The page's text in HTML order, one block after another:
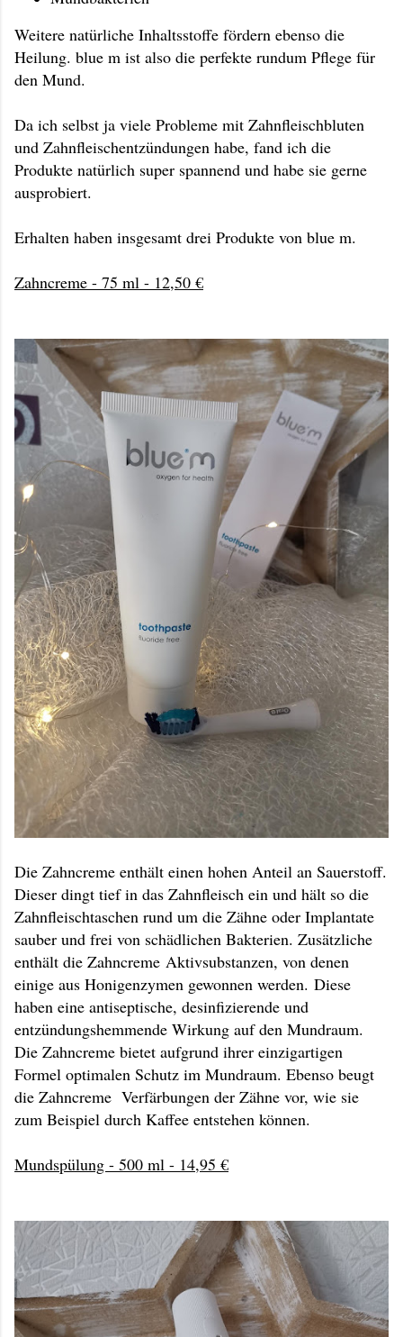
Weitere natürliche Inhaltsstoffe fördern ebenso die
Heilung. blue m ist also die perfekte rundum Pflege für
den Mund.
Da ich selbst ja viele Probleme mit Zahnfleischbluten
und Zahnfleischentzündungen habe, fand ich die
Produkte natürlich super spannend und habe sie gerne
ausprobiert.
Erhalten haben insgesamt drei Produkte von blue m.
Zahncreme - 75 ml - 12,50 €
Die Zahncreme enthält einen hohen Anteil an Sauerstoff.
Dieser dingt tief in das Zahnfleisch ein und hält so die
Zahnfleischtaschen rund um die Zähne oder Implantate
sauber und frei von schädlichen Bakterien. Zusätzliche
enthält die Zahncreme Aktivsubstanzen, von denen
einige aus Honigenzymen gewonnen werden. Diese
haben eine antiseptische, desinfizierende und
entzündungshemmende Wirkung auf den Mundraum.
Die Zahncreme bietet aufgrund ihrer einzigartigen
Formel optimalen Schutz im Mundraum. Ebenso beugt
die Zahncreme Verfärbungen der Zähne vor, wie sie
zum Beispiel durch Kaffee entstehen können.
Mundspülung - 500 ml - 14,95 €